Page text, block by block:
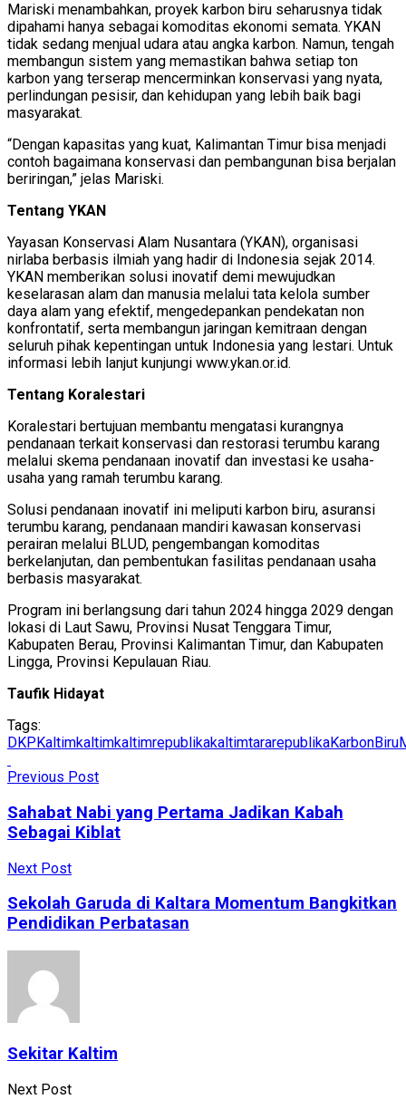
Mariski menambahkan, proyek karbon biru seharusnya tidak
dipahami hanya sebagai komoditas ekonomi semata. YKAN
tidak sedang menjual udara atau angka karbon. Namun, tengah
membangun sistem yang memastikan bahwa setiap ton
karbon yang terserap mencerminkan konservasi yang nyata,
perlindungan pesisir, dan kehidupan yang lebih baik bagi
masyarakat.
“Dengan kapasitas yang kuat, Kalimantan Timur bisa menjadi
contoh bagaimana konservasi dan pembangunan bisa berjalan
beriringan,” jelas Mariski.
Tentang YKAN
Yayasan Konservasi Alam Nusantara (YKAN), organisasi
nirlaba berbasis ilmiah yang hadir di Indonesia sejak 2014.
YKAN memberikan solusi inovatif demi mewujudkan
keselarasan alam dan manusia melalui tata kelola sumber
daya alam yang efektif, mengedepankan pendekatan non
konfrontatif, serta membangun jaringan kemitraan dengan
seluruh pihak kepentingan untuk Indonesia yang lestari. Untuk
informasi lebih lanjut kunjungi www.ykan.or.id.
Tentang Koralestari
Koralestari bertujuan membantu mengatasi kurangnya
pendanaan terkait konservasi dan restorasi terumbu karang
melalui skema pendanaan inovatif dan investasi ke usaha-
usaha yang ramah terumbu karang.
Solusi pendanaan inovatif ini meliputi karbon biru, asuransi
terumbu karang, pendanaan mandiri kawasan konservasi
perairan melalui BLUD, pengembangan komoditas
berkelanjutan, dan pembentukan fasilitas pendanaan usaha
berbasis masyarakat.
Program ini berlangsung dari tahun 2024 hingga 2029 dengan
lokasi di Laut Sawu, Provinsi Nusat Tenggara Timur,
Kabupaten Berau, Provinsi Kalimantan Timur, dan Kabupaten
Lingga, Provinsi Kepulauan Riau.
Taufik Hidayat
Tags:
DKPKaltimkaltimkaltimrepublikakaltimtararepublikaKarbonBiru
Previous Post
Sahabat Nabi yang Pertama Jadikan Kabah
Sebagai Kiblat
Next Post
Sekolah Garuda di Kaltara Momentum Bangkitkan
Pendidikan Perbatasan
Sekitar Kaltim
Next Post